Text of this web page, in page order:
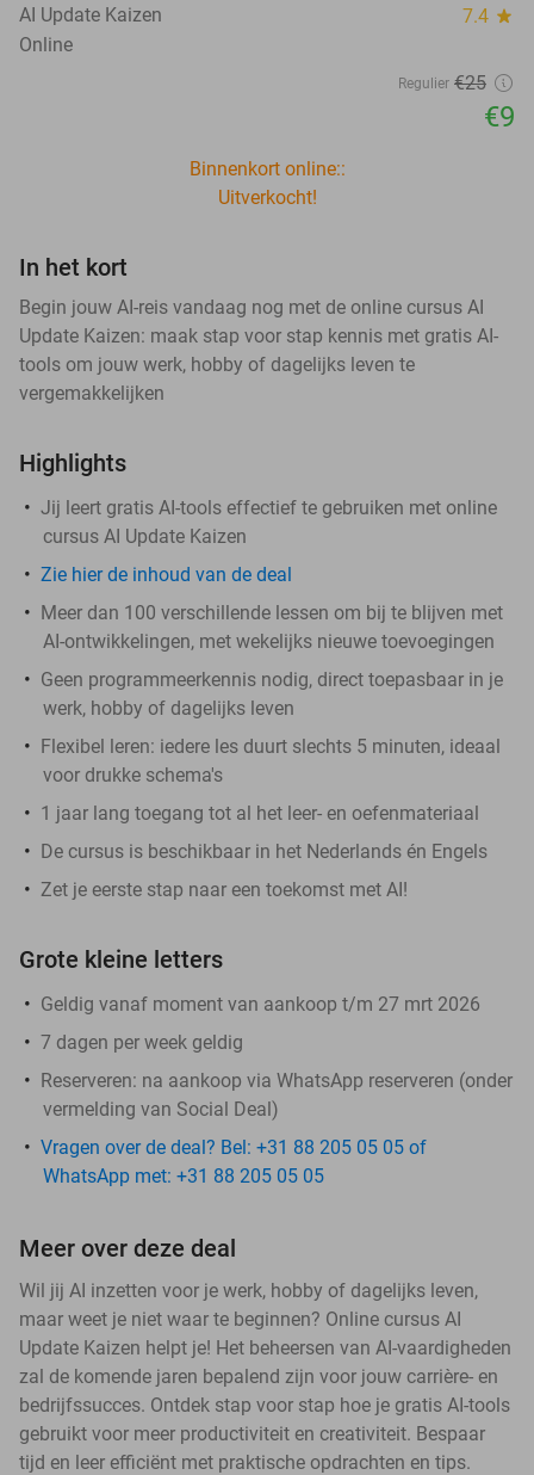
AI Update Kaizen 7.4 star
Online
Regulier €25
€9
Binnenkort online::
Uitverkocht!
In het kort
Begin jouw AI-reis vandaag nog met de online cursus AI
Update Kaizen: maak stap voor stap kennis met gratis AI-
tools om jouw werk, hobby of dagelijks leven te
vergemakkelijken
Highlights
Jij leert gratis AI-tools effectief te gebruiken met online
cursus AI Update Kaizen
Zie hier de inhoud van de deal
Meer dan 100 verschillende lessen om bij te blijven met
AI-ontwikkelingen, met wekelijks nieuwe toevoegingen
Geen programmeerkennis nodig, direct toepasbaar in je
werk, hobby of dagelijks leven
Flexibel leren: iedere les duurt slechts 5 minuten, ideaal
voor drukke schema's
1 jaar lang toegang tot al het leer- en oefenmateriaal
De cursus is beschikbaar in het Nederlands én Engels
Zet je eerste stap naar een toekomst met AI!
Grote kleine letters
Geldig vanaf moment van aankoop t/m 27 mrt 2026
7 dagen per week geldig
Reserveren: na aankoop via WhatsApp reserveren (onder
vermelding van Social Deal)
Vragen over de deal? Bel: +31 88 205 05 05 of
WhatsApp met: +31 88 205 05 05
Meer over deze deal
Wil jij AI inzetten voor je werk, hobby of dagelijks leven,
maar weet je niet waar te beginnen? Online cursus AI
Update Kaizen helpt je! Het beheersen van AI-vaardigheden
zal de komende jaren bepalend zijn voor jouw carrière- en
bedrijfssucces. Ontdek stap voor stap hoe je gratis AI-tools
gebruikt voor meer productiviteit en creativiteit. Bespaar
tijd en leer efficiënt met praktische opdrachten en tips.